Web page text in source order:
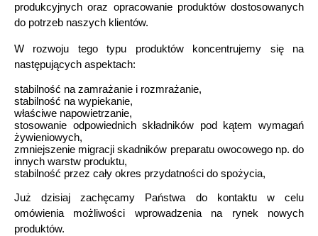
produkcyjnych oraz opracowanie produktów dostosowanych
do potrzeb naszych klientów.
W rozwoju tego typu produktów koncentrujemy się na
następujących aspektach:
stabilność na zamrażanie i rozmrażanie,
stabilność na wypiekanie,
właściwe napowietrzanie,
stosowanie odpowiednich składników pod kątem wymagań
żywieniowych,
zmniejszenie migracji skadników preparatu owocowego np. do
innych warstw produktu,
stabilność przez cały okres przydatności do spożycia,
Już dzisiaj zachęcamy Państwa do kontaktu w celu
omówienia możliwości wprowadzenia na rynek nowych
produktów.